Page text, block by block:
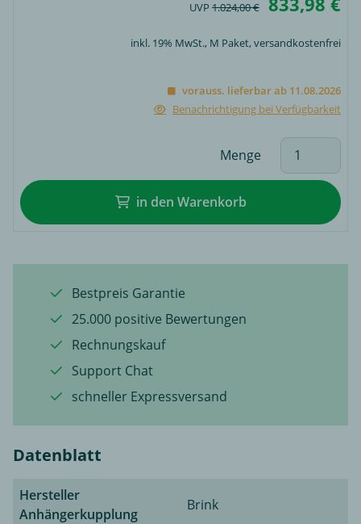
UVP 1.024,00 €
inkl. 19% MwSt., M Paket, versandkostenfrei
vorauss. lieferbar ab 11.08.2026
Benachrichtigung bei Verfügbarkeit
Menge
in den Warenkorb
Bestpreis Garantie
25.000 positive Bewertungen
Rechnungskauf
Support Chat
schneller Expressversand
Datenblatt
Hersteller
Anhängerkupplung
Brink